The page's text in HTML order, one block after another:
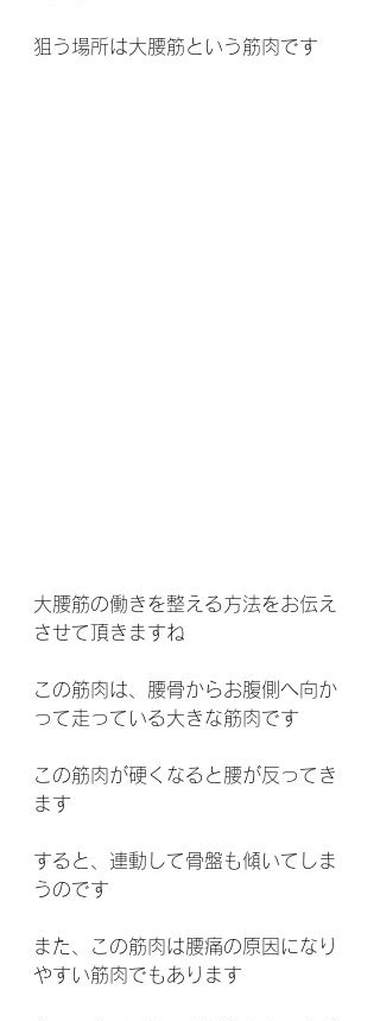
狙う場所は大腰筋という筋肉です
大腰筋の働きを整える方法をお伝え
させて頂きますね
この筋肉は、腰骨からお腹側へ向か
って走っている大きな筋肉です
この筋肉が硬くなると腰が反ってき
ます
すると、連動して骨盤も傾いてしま
うのです
また、この筋肉は腰痛の原因になり
やすい筋肉でもあります